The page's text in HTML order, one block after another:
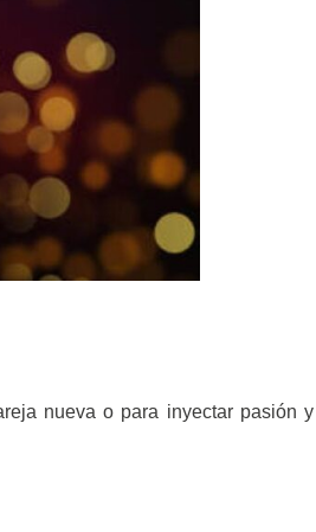
nueva o para inyectar pasión y